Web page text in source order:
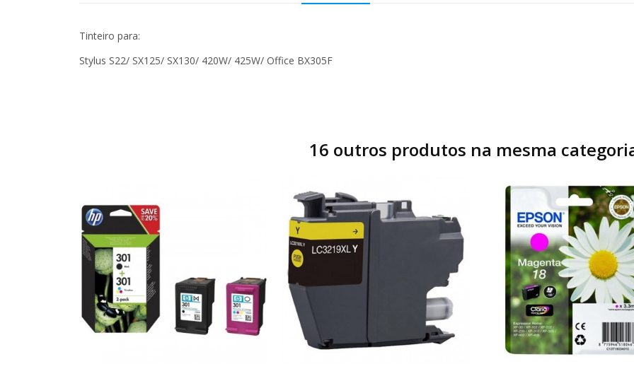
Tinteiro para:
Stylus S22/ SX125/ SX130/ 420W/ 425W/ Office BX305F
16 outros produtos na mesma
Carrinho Carrinho